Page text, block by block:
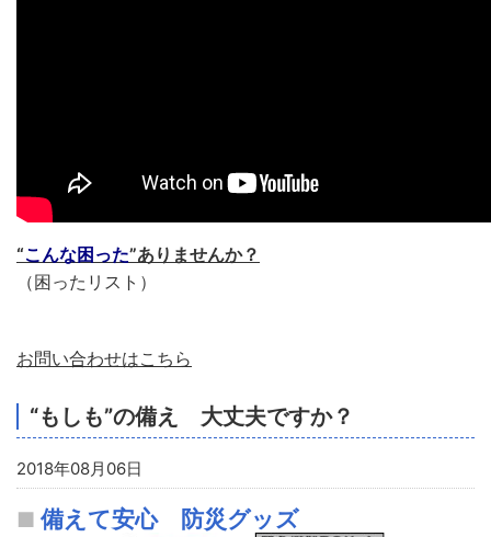
“こんな困った”ありませんか？
（困ったリスト）
お問い合わせはこちら
“もしも”の備え 大丈夫ですか？
2018年08月06日
備えて安心 防災グッズ